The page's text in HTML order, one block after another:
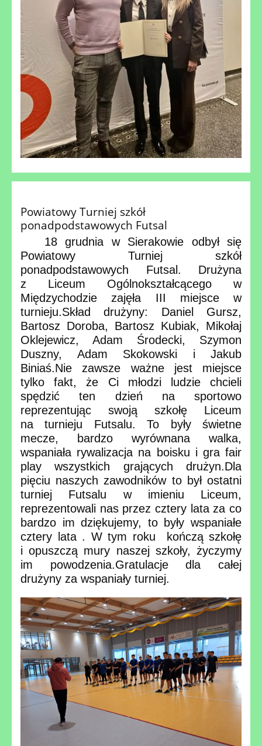
Powiatowy Turniej szkół
ponadpodstawowych Futsal
18 grudnia w Sierakowie odbył się
Powiatowy Turniej szkół
ponadpodstawowych Futsal. Drużyna
z Liceum Ogólnokształcącego w
Międzychodzie zajęła III miejsce w
turnieju.Skład drużyny: Daniel Gursz,
Bartosz Doroba, Bartosz Kubiak, Mikołaj
Oklejewicz, Adam Środecki, Szymon
Duszny, Adam Skokowski i Jakub
Biniaś.Nie zawsze ważne jest miejsce
tylko fakt, że Ci młodzi ludzie chcieli
spędzić ten dzień na sportowo
reprezentując swoją szkołę Liceum
na turnieju Futsalu. To były świetne
mecze, bardzo wyrównana walka,
wspaniała rywalizacja na boisku i gra fair
play wszystkich grających drużyn.Dla
pięciu naszych zawodników to był ostatni
turniej Futsalu w imieniu Liceum,
reprezentowali nas przez cztery lata za co
bardzo im dziękujemy, to były wspaniałe
cztery lata . W tym roku kończą szkołę
i opuszczą mury naszej szkoły, życzymy
im powodzenia.Gratulacje dla całej
drużyny za wspaniały turniej.